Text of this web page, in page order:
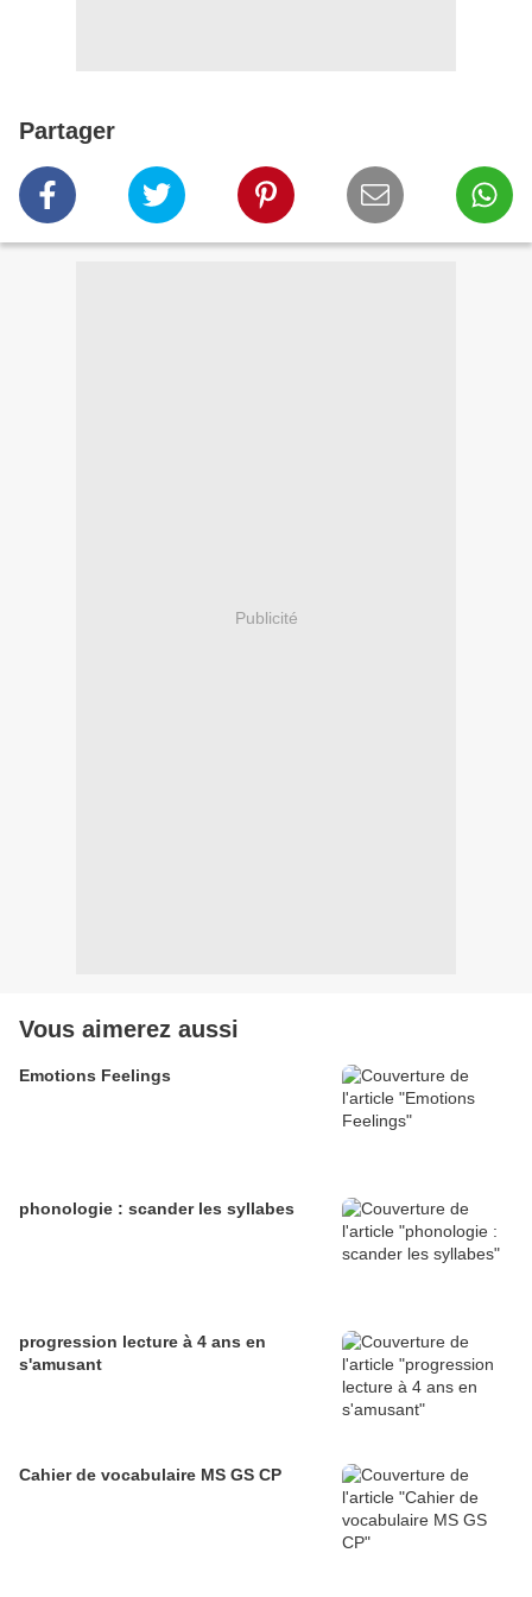
Partager
Publicité
Vous aimerez aussi
Emotions Feelings
phonologie : scander les syllabes
progression lecture à 4 ans en
s'amusant
Cahier de vocabulaire MS GS CP